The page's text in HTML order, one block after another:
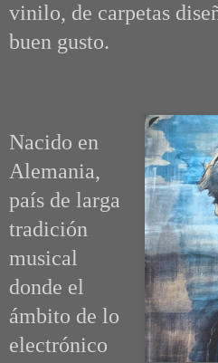
vinilo, de carpetas
buen gusto.
Nacido en
Alemania,
país de larga
tradición
musical
donde el
ámbito de lo
electrónico